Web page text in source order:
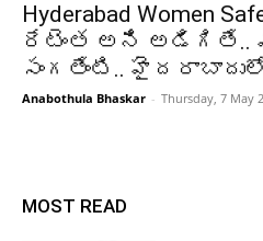
Hyderabad Women
రేటెంత అని అడిగితే..
సంగతేంటి..
Anabothula Bhaskar - Thursday, 7 May
MOST READ